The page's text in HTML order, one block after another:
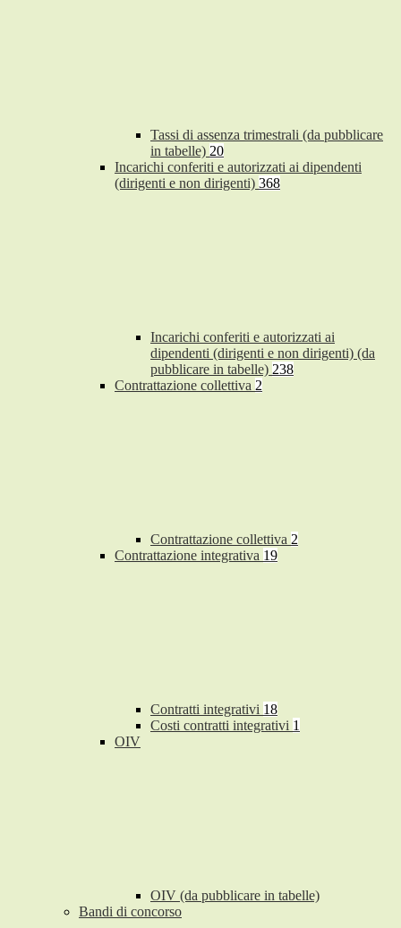
Tassi di assenza trimestrali (da pubblicare
in tabelle) 20
Incarichi conferiti e autorizzati ai dipendenti
(dirigenti e non dirigenti) 368
Incarichi conferiti e autorizzati ai
dipendenti (dirigenti e non dirigenti) (da
pubblicare in tabelle) 238
Contrattazione collettiva 2
Contrattazione collettiva 2
Contrattazione integrativa 19
Contratti integrativi 18
Costi contratti integrativi 1
OIV
OIV (da pubblicare in tabelle)
Bandi di concorso